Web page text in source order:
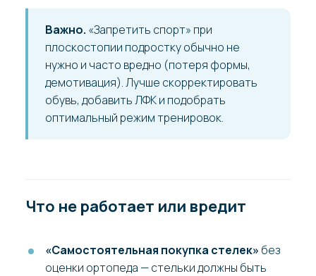
Важно. «Запретить спорт» при
плоскостопии подростку обычно не
нужно и часто вредно (потеря формы,
демотивация). Лучше скорректировать
обувь, добавить ЛФК и подобрать
оптимальный режим тренировок.
Что не работает или вредит
«Самостоятельная покупка стелек» без
оценки ортопеда — стельки должны быть